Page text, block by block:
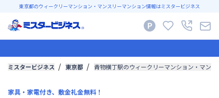
東京都のウィークリーマンション・マンスリーマンション情報はミスタービジネス
ミスタービジネス 東京都 青物横丁駅のウィークリーマンション・マン
家具・家電付き、敷金礼金無料！